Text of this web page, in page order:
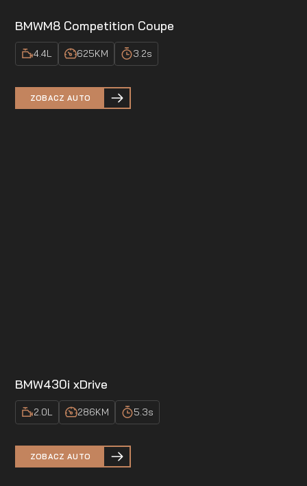
BMWM8 Competition Coupe
4.4L 625KM 3.2s
ZOBACZ AUTO
BMW430i xDrive
2.0L 286KM 5.3s
ZOBACZ AUTO